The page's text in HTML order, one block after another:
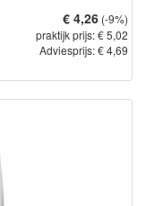
€ 4,26 (-9%)
praktijk prijs: € 5,02
Adviesprijs: € 4,69